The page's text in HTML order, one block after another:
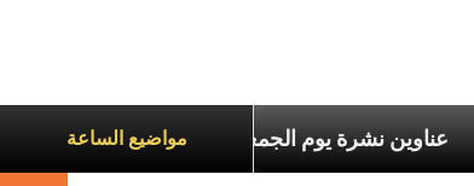
مواضيع الساعةعناوين نشرة يوم الجمعة 7 آب 2026: السلام يُبنى بصبر يومًا بعد يوم